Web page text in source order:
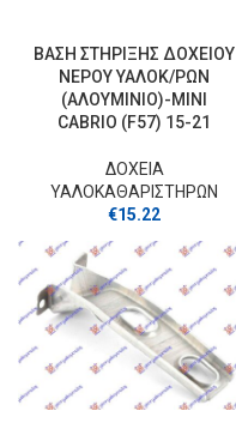
ΒΑΣΗ ΣΤΗΡΙΞΗΣ ΔΟΧΕΙΟΥ
ΝΕΡΟΥ ΥΑΛΟΚ/ΡΩΝ
(ΑΛΟΥΜΙΝΙΟ)-MINI
CABRIO (F57) 15-21
ΔΟΧΕΙΑ
ΥΑΛΟΚΑΘΑΡΙΣΤΗΡΩΝ
€15.22